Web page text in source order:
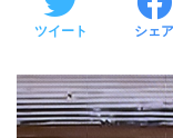
ツイート シェア